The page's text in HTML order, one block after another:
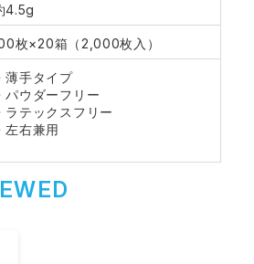
4.5g
枚×20箱（2,000枚入）
薄手タイプ
パウダーフリー
ラテックスフリー
左右兼用